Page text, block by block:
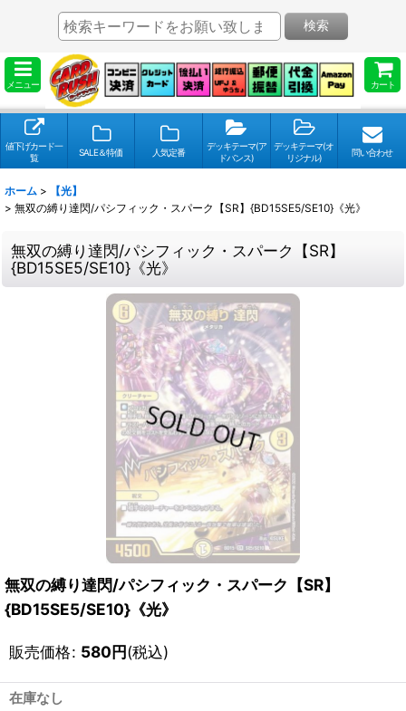
メニュー カート
検索
値下げカード一
覧
SALE＆特価 人気定番
デッキテーマ(ア
ドバンス)
デッキテーマ(オ
リジナル)
問い合わせ
ホーム >
【光】
> 無双の縛り達閃/パシフィック・スパーク【SR】{BD15SE5/SE10}《光》
無双の縛り達閃/パシフィック・スパーク【SR】
{BD15SE5/SE10}《光》
無双の縛り達閃/パシフィック・スパーク【SR】
{BD15SE5/SE10}《光》
販売価格: 580円(税込)
在庫なし